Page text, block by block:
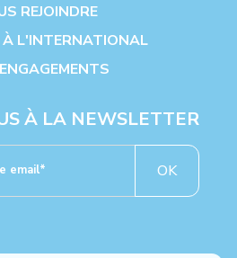
REJOINDRE
À L'INTERNATIONAL
À LA NEWSLETTER
OK